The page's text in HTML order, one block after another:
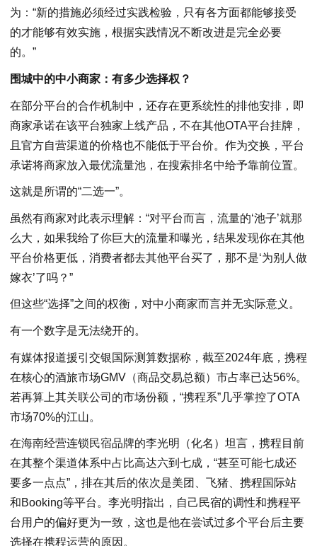
为：“新的措施必须经过实践检验，只有各方面都能够接受
的才能够有效实施，根据实践情况不断改进是完全必要
的。”
围城中的中小商家：有多少选择权？
在部分平台的合作机制中，还存在更系统性的排他安排，即
商家承诺在该平台独家上线产品，不在其他OTA平台挂牌，
且官方自营渠道的价格也不能低于平台价。作为交换，平台
承诺将商家放入最优流量池，在搜索排名中给予靠前位置。
这就是所谓的“二选一”。
虽然有商家对此表示理解：“对平台而言，流量的‘池子’就那
么大，如果我给了你巨大的流量和曝光，结果发现你在其他
平台价格更低，消费者都去其他平台买了，那不是‘为别人做
嫁衣’了吗？”
但这些“选择”之间的权衡，对中小商家而言并无实际意义。
有一个数字是无法绕开的。
有媒体报道援引交银国际测算数据称，截至2024年底，携程
在核心的酒旅市场GMV（商品交易总额）市占率已达56%。
若再算上其关联公司的市场份额，“携程系”几乎掌控了OTA
市场70%的江山。
在海南经营连锁民宿品牌的李光明（化名）坦言，携程目前
在其整个渠道体系中占比高达六到七成，“甚至可能七成还
要多一点点”，排在其后的依次是美团、飞猪、携程国际站
和Booking等平台。李光明指出，自己民宿的调性和携程平
台用户的偏好更为一致，这也是他在尝试过多个平台后主要
选择在携程运营的原因。